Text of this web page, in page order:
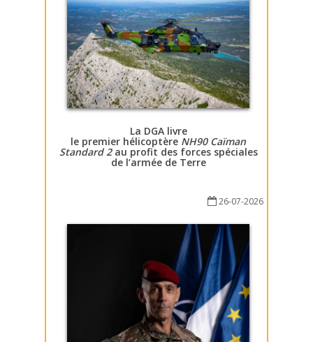
La DGA livre
le premier hélicoptère NH90 Caïman
Standard 2au profit des forces spéciales
de l’armée de Terre
26-07-2026